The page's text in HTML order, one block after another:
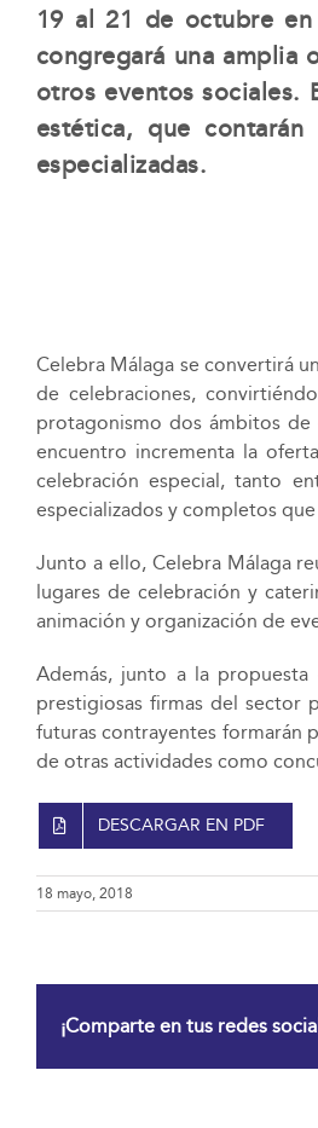
19 al 21 de octubre en
congregará una amplia
otros eventos sociales.
estética, que
especializadas.
Celebra Málaga se convertirá
de celebraciones,
protagonismo dos ámbitos de
encuentro incrementa la
celebración especial, tanto
especializados y completos
Junto a ello, Celebra Málaga
lugares de celebración y
animación y organización de
Además, junto a la propuesta
prestigiosas firmas del sector
futuras contrayentes formarán
de otras actividades como
DESCARGAR EN PDF
18 mayo, 2018
¡Comparte en tus redes